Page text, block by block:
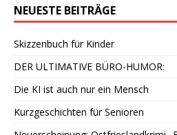
NEUESTE BEITRÄGE
Skizzenbuch für Kinder
DER ULTIMATIVE BÜRO-HUMOR:
Die KI ist auch nur ein Mensch
Kurzgeschichten für Senioren